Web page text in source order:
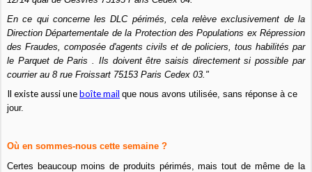
En ce qui concerne les DLC périmés, cela relève exclusivement de la
Direction Départementale de la Protection des Populations ex Répression
des Fraudes, composée d'agents civils et de policiers, tous habilités par
le Parquet de Paris . Ils doivent être saisis directement si possible par
courrier au 8 rue Froissart 75153 Paris Cedex 03."
Il existe aussi uneboîte mail que nous avons utilisée, sans réponse à ce
jour.
Où en sommes-nous cette semaine ?
Certes beaucoup moins de produits périmés, mais tout de même de la